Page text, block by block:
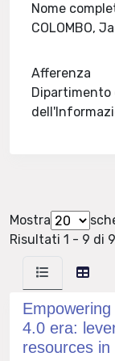
Nome
COLOMBO,
Afferenza
Dipartimento
Mostra
Risultati 1 - 9 di
4.0 era:
resources